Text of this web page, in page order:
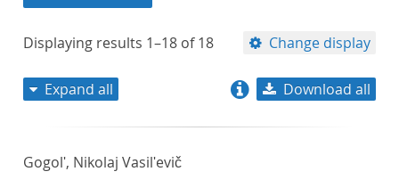
Displaying results 1–18 of18 Change display
Expand all Download all
Gogolʹ, Nikolaj Vasilʹevič